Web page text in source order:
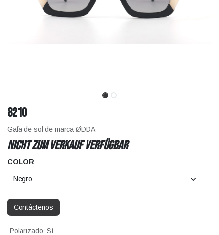
8210
Gafa de sol de marca ØDDA
Nicht zum Verkauf verfügbar
COLOR
Contáctenos
Polarizado: Sí